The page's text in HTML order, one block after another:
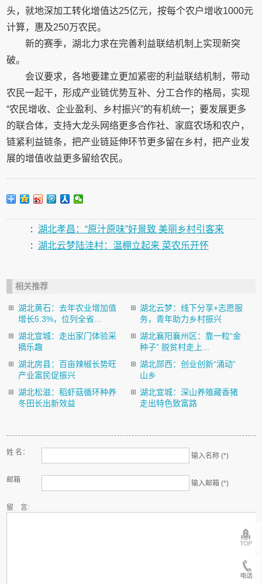
头，就地深加工转化增值达25亿元，按每个农户增收1000元
计算，惠及250万农民。
新的赛季，湖北力求在完善利益联结机制上实现新突
破。
会议要求，各地要建立更加紧密的利益联结机制，带动
农民一起干，形成产业链优势互补、分工合作的格局，实现
“农民增收、企业盈利、乡村振兴”的有机统一；要发展更多
的联合体，支持大龙头网络更多合作社、家庭农场和农户，
链紧利益链条，把产业链延伸环节更多留在乡村，把产业发
展的增值收益更多留给农民。
: 湖北孝昌：“原汁原味”好景致 美丽乡村引客来
: 湖北云梦陆洼村：温棚立起来 菜农乐开怀
相关推荐
湖北黄石：去年农业增加值
增长5.3%，位列全省...
湖北云梦：线下分享+志愿服
务，青年助力乡村振兴
湖北宜城：走出家门体验采
摘乐趣
湖北襄阳襄州区：靠一粒“金
种子” 脱贫村走上...
湖北房县：百亩辣椒长势旺
产业富民促振兴
湖北郧西：创业创新“涌动”
山乡
湖北松滋：稻虾菇循环种养
冬田长出新效益
湖北宜城：深山养殖藏香猪
走出特色致富路
姓 名： 输入名称 (*)
邮箱 输入邮箱 (*)
留 言: